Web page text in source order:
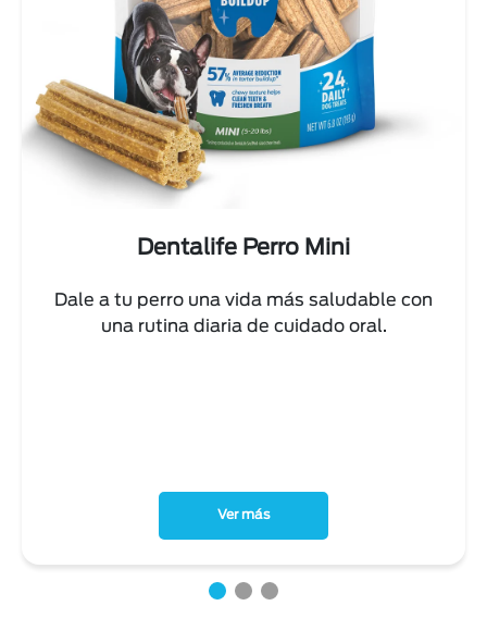
Dentalife Perro Mini
Dale a tu perro una vida más saludable con
una rutina diaria de cuidado oral.
Ver más